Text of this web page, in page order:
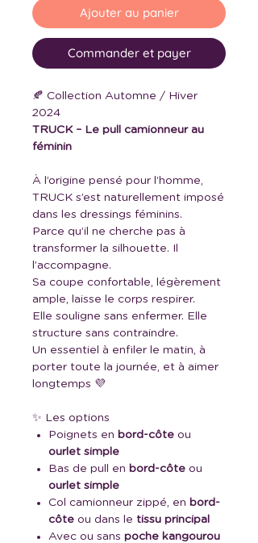
Ajouter au panier
Commander et payer
🍂 Collection Automne / Hiver
2024
TRUCK – Le pull camionneur au
féminin
À l’origine pensé pour l’homme,
TRUCK s’est naturellement imposé
dans les dressings féminins.
Parce qu’il ne cherche pas à
transformer la silhouette. Il
l’accompagne.
Sa coupe confortable, légèrement
ample, laisse le corps respirer.
Elle souligne sans enfermer. Elle
structure sans contraindre.
Un essentiel à enfiler le matin, à
porter toute la journée, et à aimer
longtemps 💜
✨ Les options
Poignets en bord-côte ou
ourlet simple
Bas de pull en bord-côte ou
ourlet simple
Col camionneur zippé, en bord-
côte ou dans le tissu principal
Avec ou sans poche kangourou